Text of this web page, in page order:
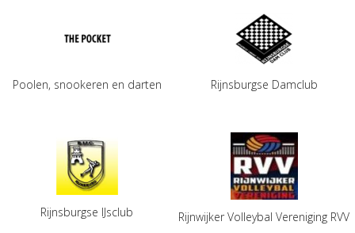
Poolen, snookeren en darten Rijnsburgse Damclub
Rijnsburgse IJsclub Rijnwijker Volleybal Vereniging RVV